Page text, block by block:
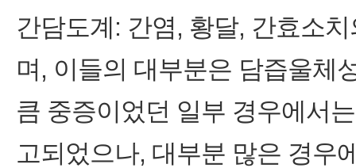
간담도계: 간염, 황달, 간효소
며, 이들의 대부분은 담즙울체
큼 중증이었던 일부 경우에서
고되었으나, 대부분 많은 경우